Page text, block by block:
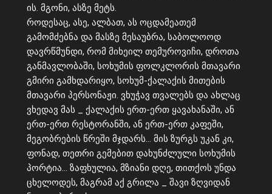
ის. მგონი, ასზე მეტს.
როდესაც, ასე, ალბათ, ას ოცდამეათემ
გამომძებნა და მასზე მესაუბრა, საბოლოოდ
დავრწმუნდი, რომ მიხეილ თემუროვიჩი, დროთა
განმავლობაში, სოხუმის ფოლკლორის მთავარი
გმირი გამხდარიყო, სოხუმ-ქალაქის მითების
მთავარი პერსონაჟი. ვხუჭავ თვალებს და ახლაც
ვხედავ მას _ ქალაქის ერთ-ერთ ყავახანაში, ან
ერთ-ერთ რესტორანში, ან ერთ-ერთ კაფეში,
მეგობრების წრეში მჯდარს… მის ზურგს უკან კი,
ფონად, თეთრი გემებით დახუნძლული სოხუმის
პორტია… ზაფხულია, მზიანი დღე, თითქოს უნდა
ცხელოდეს, მაგრამ აქ გრილა _ შავი ზღვიდან